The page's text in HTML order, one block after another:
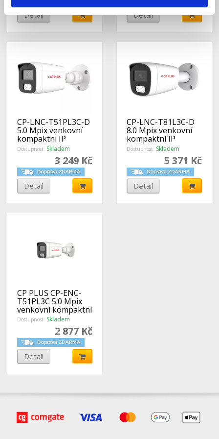
Detail Detail
CP-LNC-T51PL3C-D
5.0 Mpix venkovní
kompaktní IP
kamera s IR
přísvitem, kompresí
H.265, WDR a
mikrofonem
Dostupnost: Skladem
3 249 Kč
Detail
CP-LNC-T81L3C-D
8.0 Mpix venkovní
kompaktní IP
kamera s IR
přísvitem, kompresí
H.265, WDR a
mikrofonem
Dostupnost: Skladem
5 371 Kč
Detail
CP PLUS CP-ENC-
T51PL3C 5.0 Mpix
venkovní kompaktní
IP kamera s IR
přísvitem, kompresí
H.265 a mikrofonem
Dostupnost: Skladem
2 877 Kč
Detail